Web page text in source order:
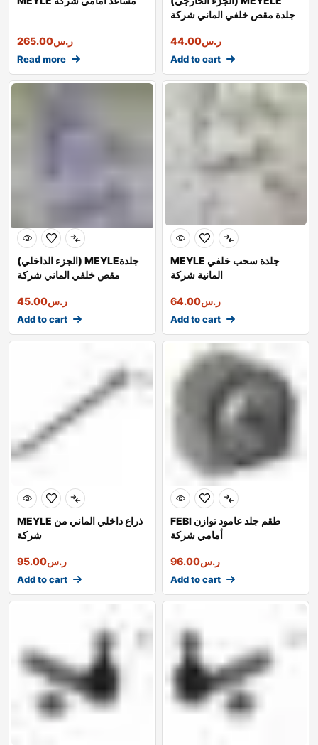
ر.س265.00
Read more
جلدة مقص خلفي الماني شركة
ر.س44.00
Add to cart
(الجزء الداخلي) MEYLEجلدة
مقص خلفي الماني شركة
ر.س45.00
Add to cart
MEYLE جلدة سحب خلفي
المانية شركة
ر.س64.00
Add to cart
MEYLE ذراع داخلي الماني من
شركة
ر.س95.00
Add to cart
FEBI طقم جلد عامود توازن
أمامي شركة
ر.س96.00
Add to cart